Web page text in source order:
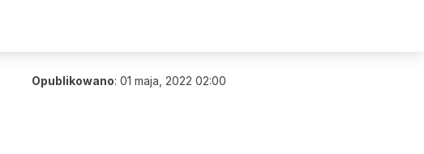
Opublikowano: 01 maja, 2022 02:00